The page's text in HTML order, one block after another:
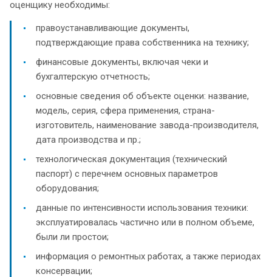
оценщику необходимы:
правоустанавливающие документы,
подтверждающие права собственника на технику;
финансовые документы, включая чеки и
бухгалтерскую отчетность;
основные сведения об объекте оценки: название,
модель, серия, сфера применения, страна-
изготовитель, наименование завода-производителя,
дата производства и пр.;
технологическая документация (технический
паспорт) с перечнем основных параметров
оборудования;
данные по интенсивности использования техники:
эксплуатировалась частично или в полном объеме,
были ли простои;
информация о ремонтных работах, а также периодах
консервации;